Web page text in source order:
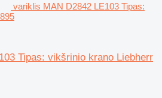
variklis MAN D2842 LE103 Tipas:
Tipas: vikšrinio krano Liebherr